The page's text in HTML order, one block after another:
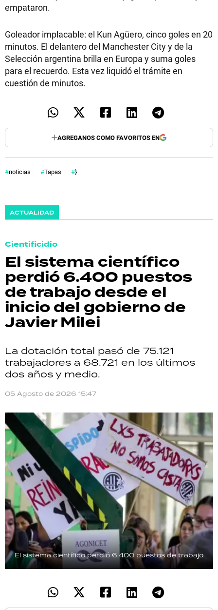
empataron.
Goleador implacable: el Kun Agüero, cinco goles en 20
minutos. El delantero del Manchester City y de la
Selección argentina brilla en Europa y suma goles
para el recuerdo. Esta vez liquidó el trámite en
cuestión de minutos.
AGREGANOS COMO FAVORITOS EN
noticias Tapas }
ACTUALIDAD
Cientificidio
El sistema científico
perdió 6.400 puestos
de trabajo desde el
inicio del gobierno de
Javier Milei
La dotación total pasó de 75.121
trabajadores a 68.721 en los últimos
dos años y medio.
05 Agosto de 2026 15:47
El sistema científico perdió 6.400 puestos de trabajo